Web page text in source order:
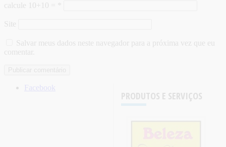
calcule 10+10 =
Site
Salvar meus dados neste navegador para a próxima vez que eu
comentar.
PRODUTOS E SERVIÇOS
Facebook